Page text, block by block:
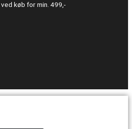
køb for min. 499,-